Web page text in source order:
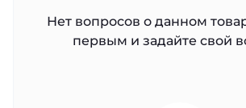
Нет вопросов о данном
первым и задайте свой